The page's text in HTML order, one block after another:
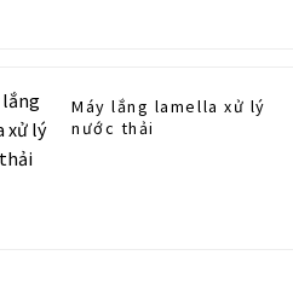
Máy lắng lamella xử lý
nước thải